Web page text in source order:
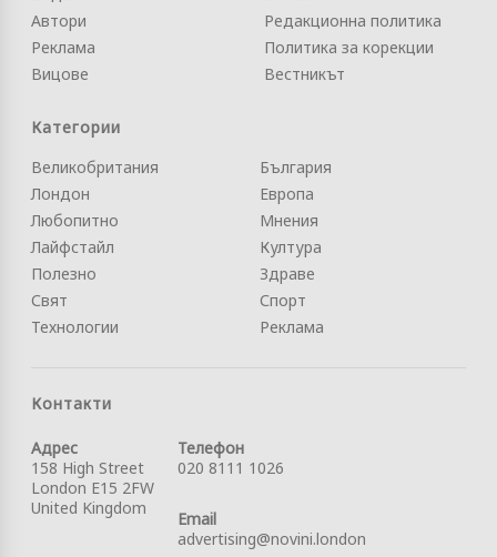
Автори
Реклама
Вицове
Редакционна политика
Политика за корекции
Вестникът
Категории
Великобритания
Лондон
Любопитно
Лайфстайл
Полезно
Свят
Технологии
България
Европа
Мнения
Култура
Здраве
Спорт
Реклама
Контакти
Адрес
158 High Street
London E15 2FW
United Kingdom
Телефон
020 8111 1026
Email
advertising@novini.london